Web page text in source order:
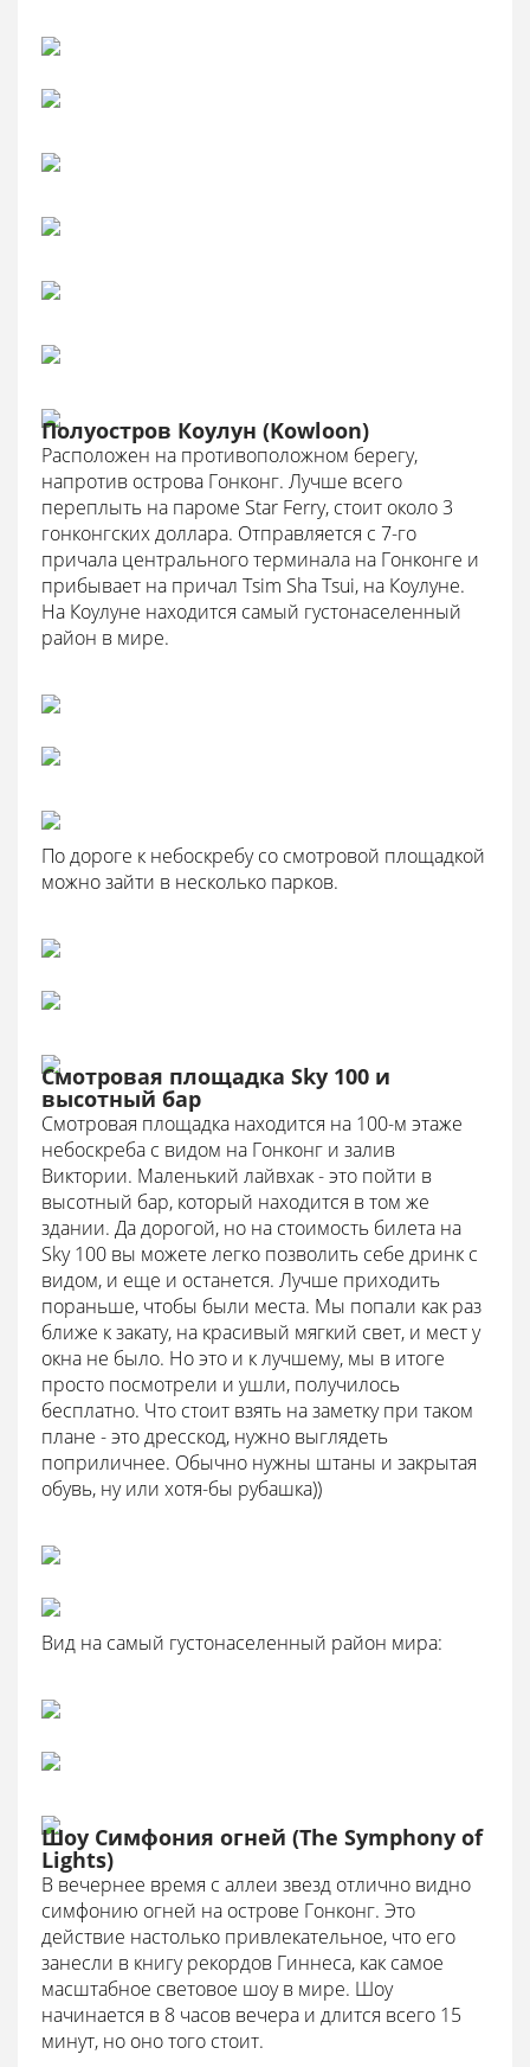
Полуостров Коулун (Kowloon)
Расположен на противоположном берегу,
напротив острова Гонконг. Лучше всего
переплыть на пароме Star Ferry, стоит около 3
гонконгских доллара. Отправляется с 7-го
причала центрального терминала на Гонконге и
прибывает на причал Tsim Sha Tsui, на Коулуне.
На Коулуне находится самый густонаселенный
район в мире.
По дороге к небоскребу со смотровой площадкой
можно зайти в несколько парков.
Смотровая площадка Sky 100 и
высотный бар
Смотровая площадка находится на 100-м этаже
небоскреба с видом на Гонконг и залив
Виктории. Маленький лайвхак - это пойти в
высотный бар, который находится в том же
здании. Да дорогой, но на стоимость билета на
Sky 100 вы можете легко позволить себе дринк с
видом, и еще и останется. Лучше приходить
пораньше, чтобы были места. Мы попали как раз
ближе к закату, на красивый мягкий свет, и мест у
окна не было. Но это и к лучшему, мы в итоге
просто посмотрели и ушли, получилось
бесплатно. Что стоит взять на заметку при таком
плане - это дресскод, нужно выглядеть
поприличнее. Обычно нужны штаны и закрытая
обувь, ну или хотя-бы рубашка))
Вид на самый густонаселенный район мира:
Шоу Симфония огней (The Symphony of
Lights)
В вечернее время с аллеи звезд отлично видно
симфонию огней на острове Гонконг. Это
действие настолько привлекательное, что его
занесли в книгу рекордов Гиннеса, как самое
масштабное световое шоу в мире. Шоу
начинается в 8 часов вечера и длится всего 15
минут, но оно того стоит.